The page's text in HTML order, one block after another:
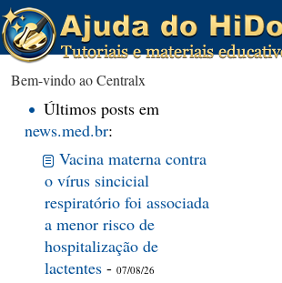
Bem-vindo ao Centralx
Últimos posts em
news.med.br:
Vacina materna contra
o vírus sincicial
respiratório foi associada
a menor risco de
hospitalização de
lactentes - 07/08/26